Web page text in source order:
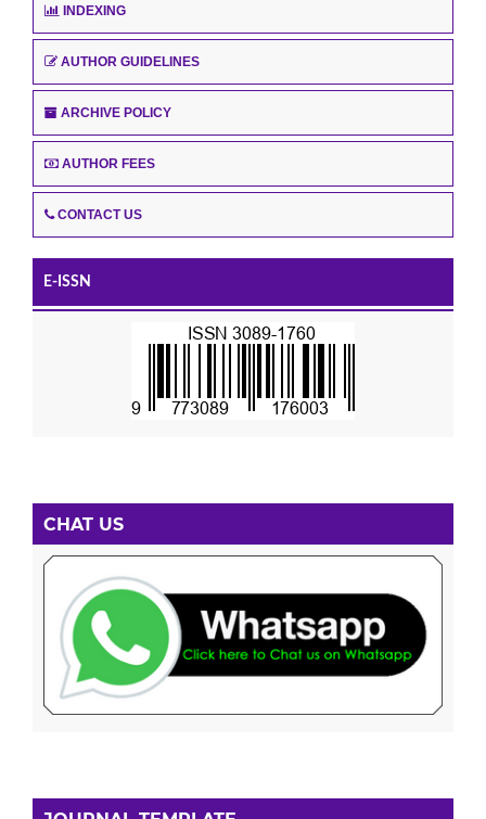
INDEXING
AUTHOR GUIDELINES
ARCHIVE POLICY
AUTHOR FEES
CONTACT US
E-ISSN
CHAT US